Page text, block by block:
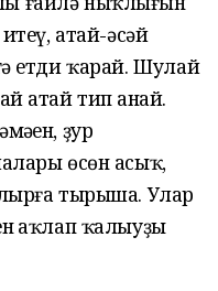
атай-әсәй
етди ҡарай. Шулай
атай тип һанай.
ҙур
өсөн асыҡ,
тырыша. Улар
һаҡлап ҡалыуҙы